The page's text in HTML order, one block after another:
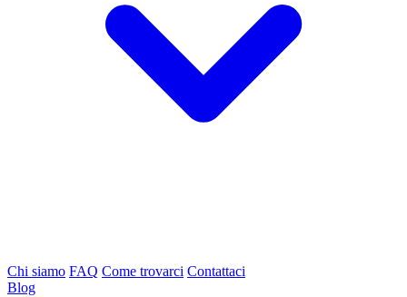
Chi siamo FAQ Come trovarci Contattaci
Blog